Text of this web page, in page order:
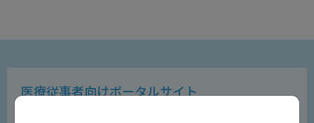
医療従事者向けポータルサイト